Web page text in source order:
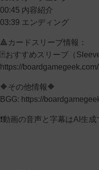
00:45 内容紹介
03:39 エンディング
🔺カードスリーブ情報：
🃏おすすめスリーブ（
https://
🔶その他情報🔶
BGG: https://
❗動画の音声と字幕はAI生